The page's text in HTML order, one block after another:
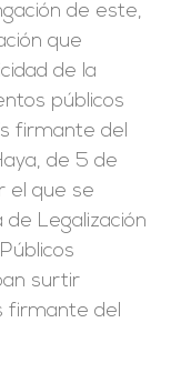
de este,
que
de la
públicos
firmante del
de 5 de
el que se
de Legalización
surtir
firmante del